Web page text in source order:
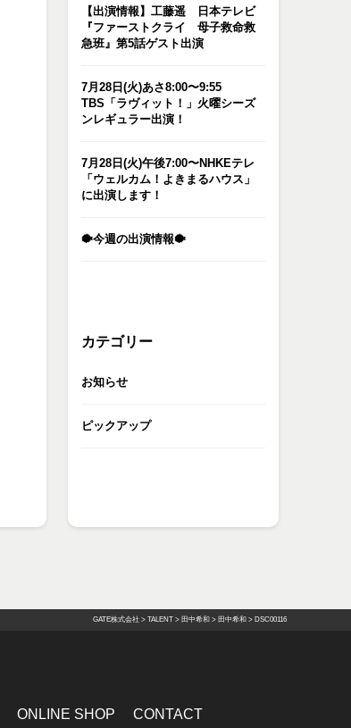
【出演情報】工藤遥 日本テレビ
『ファーストクライ 母子救命救
急班』第5話ゲスト出演
7月28日(火)あさ8:00〜9:55
TBS「ラヴィット！」火曜シーズ
ンレギュラー出演！
7月28日(火)午後7:00〜NHKEテレ
「ウェルカム！よきまるハウス」
に出演します！
🐡今週の出演情報🐡
カテゴリー
お知らせ
ピックアップ
GATE株式会社 > TALENT > 田中希和 > 田中希和 > DSC00116
ONLINE SHOP CONTACT